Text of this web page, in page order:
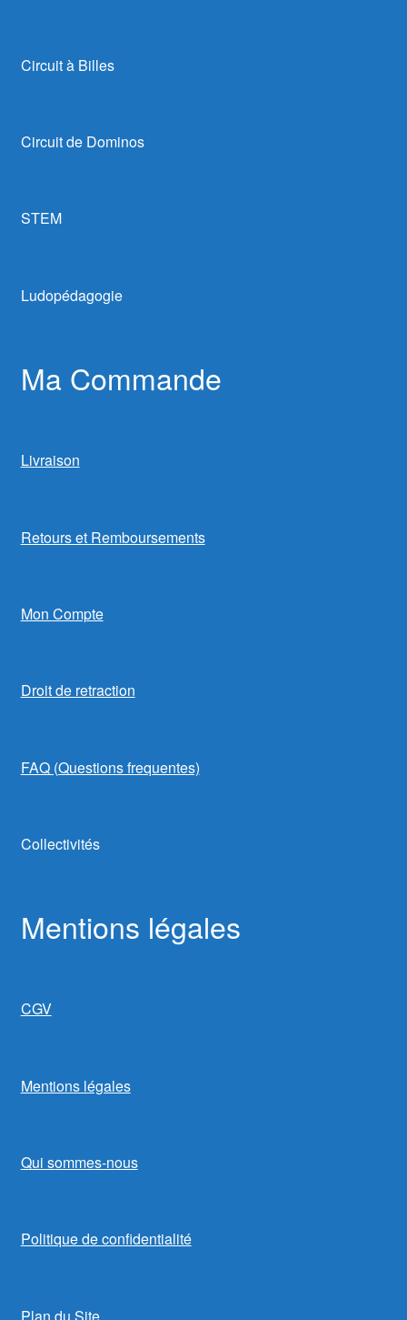
Circuit à Billes
Circuit de Dominos
STEM
Ludopédagogie
Ma Commande
Livraison
Retours et Remboursements
Mon Compte
Droit de retraction
FAQ (Questions frequentes)
Collectivités
Mentions légales
CGV
Mentions légales
Qui sommes-nous
Politique de confidentialité
Plan du Site